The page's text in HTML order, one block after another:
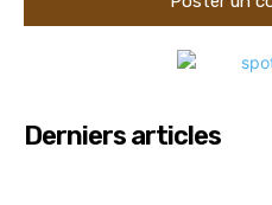
Derniers articles